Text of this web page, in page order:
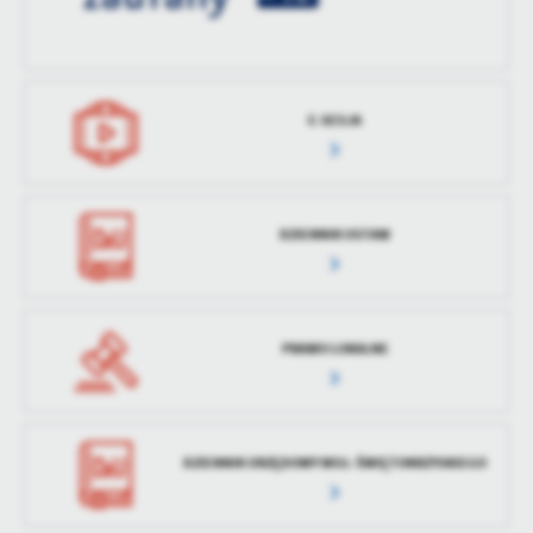
treści w postaci wiadomości, ofert, komunikatów mediów
E-SESJA
DZIENNIK USTAW
PRAWO LOKALNE
DZIENNIK URZĘDOWY WOJ. ŚWIĘTOKRZYSKIEGO